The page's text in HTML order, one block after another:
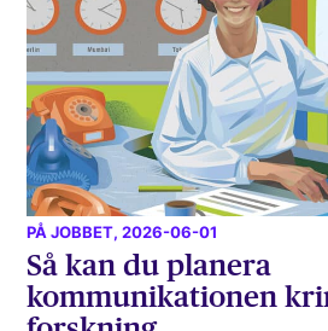
PÅ JOBBET, 2026-06-01
Så kan du planera
kommunikationen